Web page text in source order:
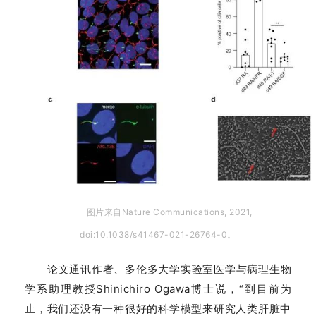
图片来自Nature Communications, 2021,
doi:10.1038/s41467-021-26764-0。
论文通讯作者、多伦多大学实验室医学与病理生物
学系助理教授Shinichiro Ogawa博士说，“到目前为
止，我们还没有一种很好的科学模型来研究人类肝脏中